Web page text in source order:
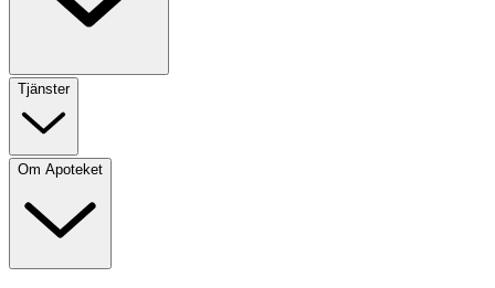
Tjänster
Om Apoteket